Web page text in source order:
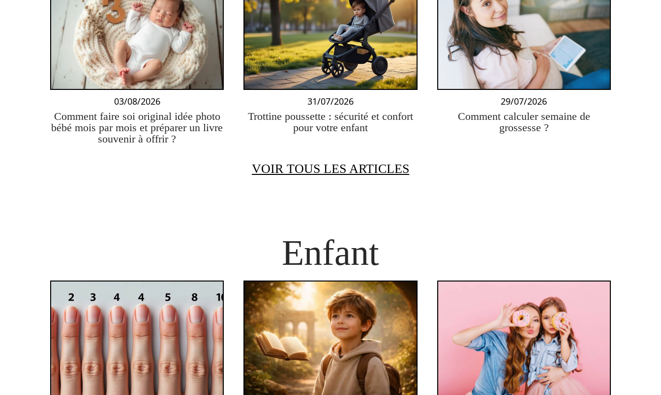
03/08/2026
Comment faire soi original idée photo
bébé mois par mois et préparer un livre
souvenir à offrir ?
31/07/2026
Trottine poussette : sécurité et confort
pour votre enfant
29/07/2026
Comment calculer semaine de
grossesse ?
VOIR TOUS LES ARTICLES
Enfant